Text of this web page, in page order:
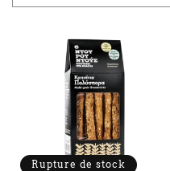
Rupture de stock